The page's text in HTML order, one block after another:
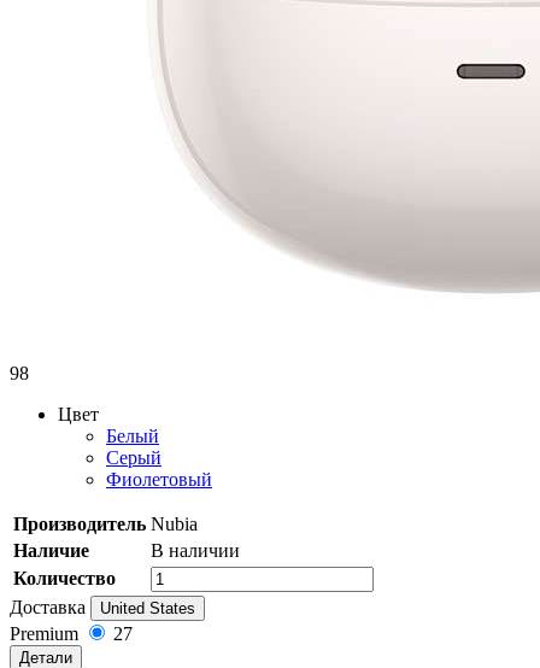
98
Цвет
Белый
Серый
Фиолетовый
Производитель Nubia
Наличие
В наличии
Количество
Доставка
United States
Premium 27
Детали